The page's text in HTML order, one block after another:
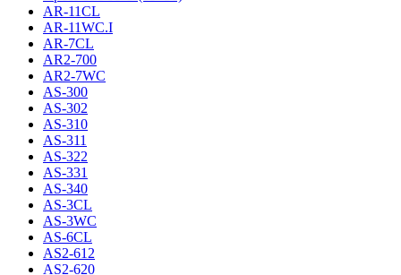
AR-11CL
AR-11WC.I
AR-7CL
AR2-700
AR2-7WC
AS-300
AS-302
AS-310
AS-311
AS-322
AS-331
AS-340
AS-3CL
AS-3WC
AS-6CL
AS2-612
AS2-620